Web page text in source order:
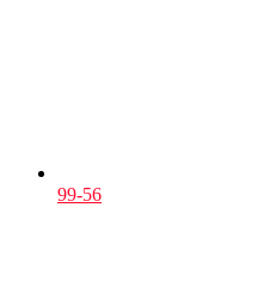
99-56